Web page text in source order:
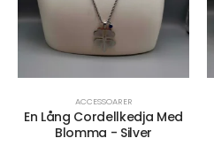
ACCESSOARER
En Lång Cordellkedja Med
Blomma - Silver